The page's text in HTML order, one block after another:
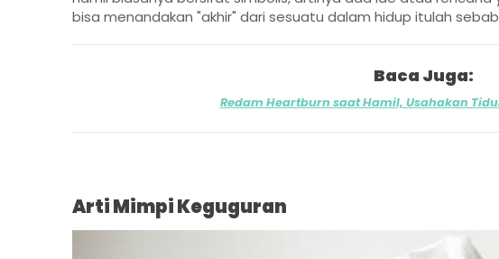
bisa menandakan "akhir" dari sesuatu dalam hidup itulah
Baca Juga:
Redam Heartburn saat Hamil, Usahakan
Arti Mimpi Keguguran